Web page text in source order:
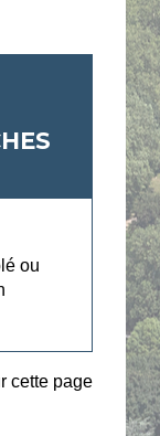
ou
cette page